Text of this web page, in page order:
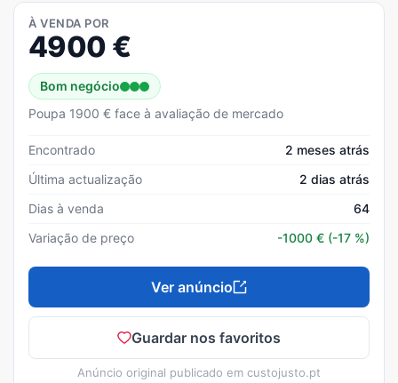
À VENDA POR
4900 €
Bom negócio
Poupa 1900 € face à avaliação de mercado
Encontrado
2 meses atrás
Última actualização
2 dias atrás
Dias à venda
64
Variação de preço
-1000 € (-17 %)
Ver anúncio
Guardar nos favoritos
Anúncio original publicado em custojusto.pt